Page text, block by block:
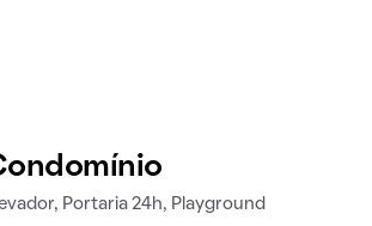
Portaria 24h, Playground